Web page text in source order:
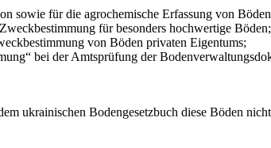
sowie für die agrochemische Erfassung von
für besonders hochwertige Böden;
von Böden privaten Eigentums;
bei der Amtsprüfung der
ukrainischen Bodengesetzbuch diese Böden